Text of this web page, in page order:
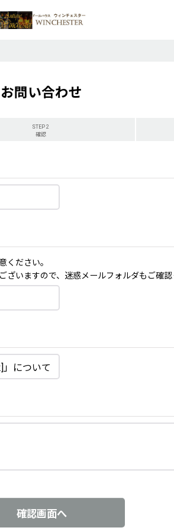
お問い合わせ
STEP 2
確認
ください。
いますので、迷惑メールフォルダもご確認
確認画面へ